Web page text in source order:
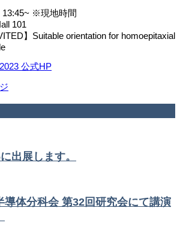
13:45~ ※現地時間
101
】Suitable orientation for homoepitaxial
公式HP
出展します。
導体分科会 第32回研究会にて講演